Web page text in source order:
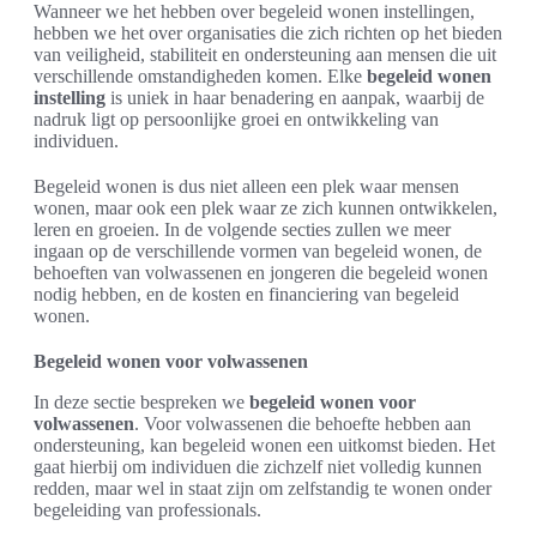
Wanneer we het hebben over begeleid wonen instellingen,
hebben we het over organisaties die zich richten op het bieden
van veiligheid, stabiliteit en ondersteuning aan mensen die uit
verschillende omstandigheden komen. Elke begeleid wonen
instelling is uniek in haar benadering en aanpak, waarbij de
nadruk ligt op persoonlijke groei en ontwikkeling van
individuen.
Begeleid wonen is dus niet alleen een plek waar mensen
wonen, maar ook een plek waar ze zich kunnen ontwikkelen,
leren en groeien. In de volgende secties zullen we meer
ingaan op de verschillende vormen van begeleid wonen, de
behoeften van volwassenen en jongeren die begeleid wonen
nodig hebben, en de kosten en financiering van begeleid
wonen.
Begeleid wonen voor volwassenen
In deze sectie bespreken we begeleid wonen voor
volwassenen. Voor volwassenen die behoefte hebben aan
ondersteuning, kan begeleid wonen een uitkomst bieden. Het
gaat hierbij om individuen die zichzelf niet volledig kunnen
redden, maar wel in staat zijn om zelfstandig te wonen onder
begeleiding van professionals.